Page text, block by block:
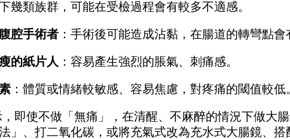
幾類族群，可能在受檢過程會有較多不適感。
腔手術者：手術後可能造成沾黏，在腸道的轉彎點會
的紙片人 ：容易產生強烈的脹氣、刺痛感。
：體質或情緒較敏感、容易焦慮，對疼痛的閾值較低
即使不做「無痛」，在清醒、不麻醉的情況下做大
」、打二氧化碳，或將充氣式改為充水式大腸鏡、